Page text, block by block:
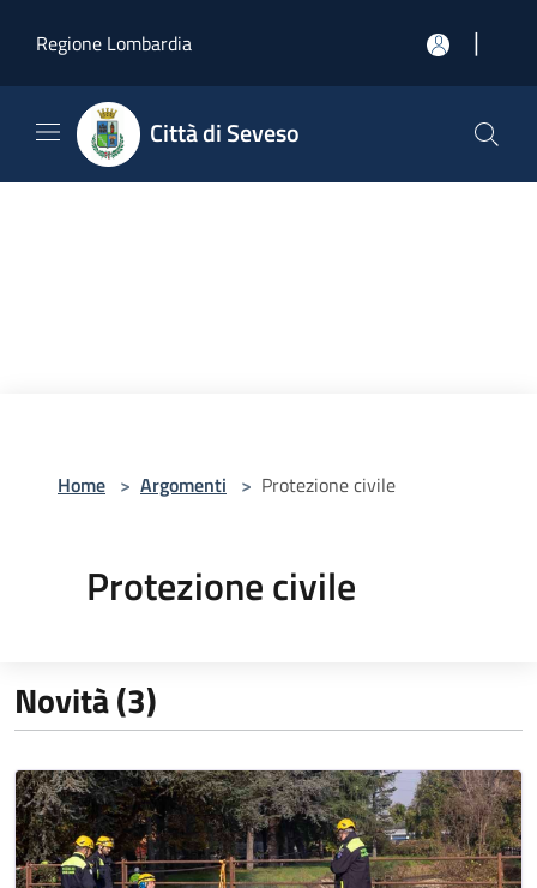
Regione Lombardia
|
Città di Seveso
Home > Argomenti > Protezione civile
Protezione civile
Novità (3)